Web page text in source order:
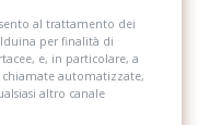
tecnologia
al trattamento dei
per finalità di
e, in particolare, a
automatizzate,
altro canale